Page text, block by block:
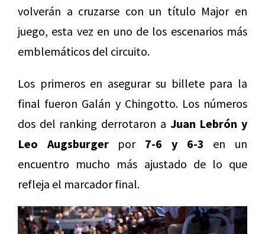
volverán a cruzarse con un título Major en
juego, esta vez en uno de los escenarios más
emblemáticos del circuito.
Los primeros en asegurar su billete para la
final fueron Galán y Chingotto. Los números
dos del ranking derrotaron a Juan Lebrón y
Leo Augsburger por7-6 y 6-3 en un
encuentro mucho más ajustado de lo que
refleja el marcador final.